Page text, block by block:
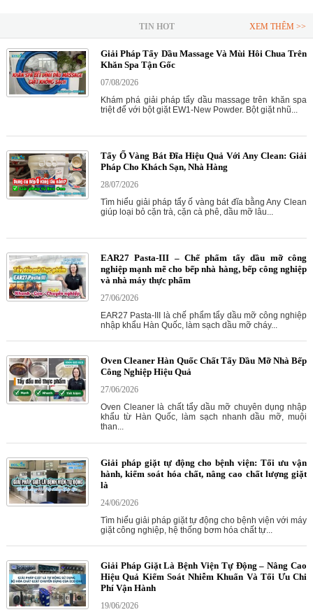
TIN HOT XEM THÊM >>
Giải Pháp Tẩy Dầu Massage Và Mùi Hôi Chua Trên
Khăn Spa Tận Gốc
07/08/2026
Khám phá giải pháp tẩy dầu massage trên khăn spa
triệt để với bột giặt EW1-New Powder. Bột giặt nhũ...
Tẩy Ố Vàng Bát Đĩa Hiệu Quả Với Any Clean: Giải
Pháp Cho Khách Sạn, Nhà Hàng
28/07/2026
Tìm hiểu giải pháp tẩy ố vàng bát đĩa bằng Any Clean
giúp loại bỏ cặn trà, cặn cà phê, dầu mỡ lâu...
EAR27 Pasta-III – Chế phẩm tẩy dầu mỡ công
nghiệp mạnh mẽ cho bếp nhà hàng, bếp công nghiệp
và nhà máy thực phẩm
27/06/2026
EAR27 Pasta-III là chế phẩm tẩy dầu mỡ công nghiệp
nhập khẩu Hàn Quốc, làm sạch dầu mỡ cháy...
Oven Cleaner Hàn Quốc Chất Tẩy Dầu Mỡ Nhà Bếp
Công Nghiệp Hiệu Quả
27/06/2026
Oven Cleaner là chất tẩy dầu mỡ chuyên dụng nhập
khẩu từ Hàn Quốc, làm sạch nhanh dầu mỡ, muội
than...
Giải pháp giặt tự động cho bệnh viện: Tối ưu vận
hành, kiểm soát hóa chất, nâng cao chất lượng giặt
là
24/06/2026
Tìm hiểu giải pháp giặt tự động cho bệnh viện với máy
giặt công nghiệp, hệ thống bơm hóa chất tự...
Giải Pháp Giặt Là Bệnh Viện Tự Động – Nâng Cao
Hiệu Quả Kiểm Soát Nhiễm Khuẩn Và Tối Ưu Chi
Phí Vận Hành
19/06/2026